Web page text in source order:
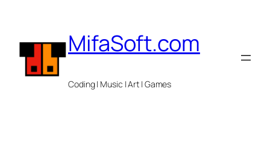
content
MifaSoft.com
Coding | Music | Art | Games